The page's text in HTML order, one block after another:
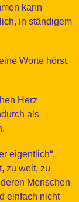
kann
in ständigem
Worte hörst,
Herz
als
eigentlich“,
zu weit, zu
Menschen
einfach nicht